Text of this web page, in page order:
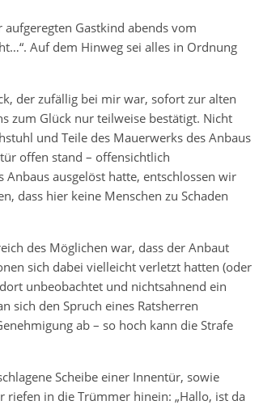
Gastkind abends vom
Auf dem Hinweg sei alles in Ordnung
der zufällig bei mir war, sofort zur alten
zum Glück nur teilweise bestätigt. Nicht
und Teile des Mauerwerks des Anbaus
offen stand – offensichtlich
ausgelöst hatte, entschlossen wir
dass hier keine Menschen zu Schaden
des Möglichen war, dass der Anbaut
sich dabei vielleicht verletzt hatten (oder
unbeobachtet und nichtsahnend ein
sich den Spruch eines Ratsherren
ab – so hoch kann die Strafe
Scheibe einer Innentür, sowie
in die Trümmer hinein: „Hallo, ist da